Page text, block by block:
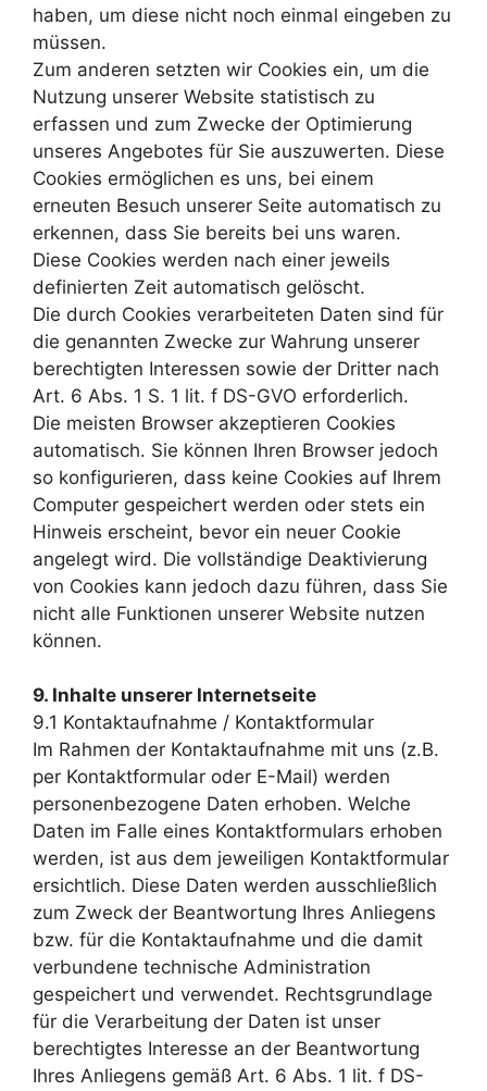
haben, um diese nicht noch einmal eingeben zu
müssen.
Zum anderen setzten wir Cookies ein, um die
Nutzung unserer Website statistisch zu
erfassen und zum Zwecke der Optimierung
unseres Angebotes für Sie auszuwerten. Diese
Cookies ermöglichen es uns, bei einem
erneuten Besuch unserer Seite automatisch zu
erkennen, dass Sie bereits bei uns waren.
Diese Cookies werden nach einer jeweils
definierten Zeit automatisch gelöscht.
Die durch Cookies verarbeiteten Daten sind für
die genannten Zwecke zur Wahrung unserer
berechtigten Interessen sowie der Dritter nach
Art. 6 Abs. 1 S. 1 lit. f DS-GVO erforderlich.
Die meisten Browser akzeptieren Cookies
automatisch. Sie können Ihren Browser jedoch
so konfigurieren, dass keine Cookies auf Ihrem
Computer gespeichert werden oder stets ein
Hinweis erscheint, bevor ein neuer Cookie
angelegt wird. Die vollständige Deaktivierung
von Cookies kann jedoch dazu führen, dass Sie
nicht alle Funktionen unserer Website nutzen
können.
9. Inhalte unserer Internetseite
9.1 Kontaktaufnahme / Kontaktformular
Im Rahmen der Kontaktaufnahme mit uns (z.B.
per Kontaktformular oder E-Mail) werden
personenbezogene Daten erhoben. Welche
Daten im Falle eines Kontaktformulars erhoben
werden, ist aus dem jeweiligen Kontaktformular
ersichtlich. Diese Daten werden ausschließlich
zum Zweck der Beantwortung Ihres Anliegens
bzw. für die Kontaktaufnahme und die damit
verbundene technische Administration
gespeichert und verwendet. Rechtsgrundlage
für die Verarbeitung der Daten ist unser
berechtigtes Interesse an der Beantwortung
Ihres Anliegens gemäß Art. 6 Abs. 1 lit. f DS-